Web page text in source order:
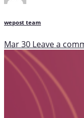
wepost team
Mar 30 Leave a